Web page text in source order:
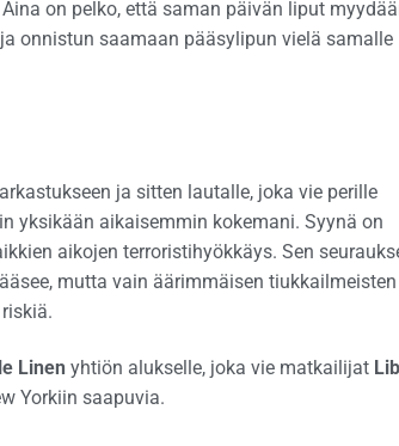
on pelko, että saman päivän liput
onnistun saamaan pääsylipun vielä samalle
ja sitten lautalle, joka vie perille
yksikään aikaisemmin kokemani. Syynä on
aikojen terroristihyökkäys. Sen
mutta vain äärimmäisen tiukkailmeisten
Linen yhtiön alukselle, joka vie matkailijat
Yorkiin saapuvia.